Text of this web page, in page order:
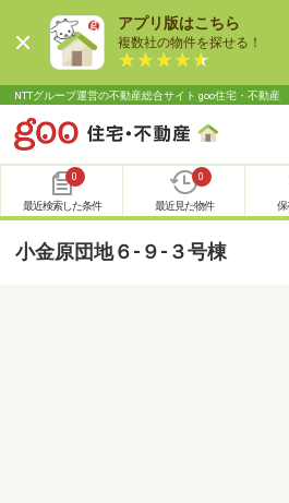
アプリ版はこちら
複数社の物件を探せる！
NTTグループ運営の不動産総合サイト goo住宅・不動産
0
最近検索した条件
0
最近見た物件 保
小金原団地６-９-３号棟